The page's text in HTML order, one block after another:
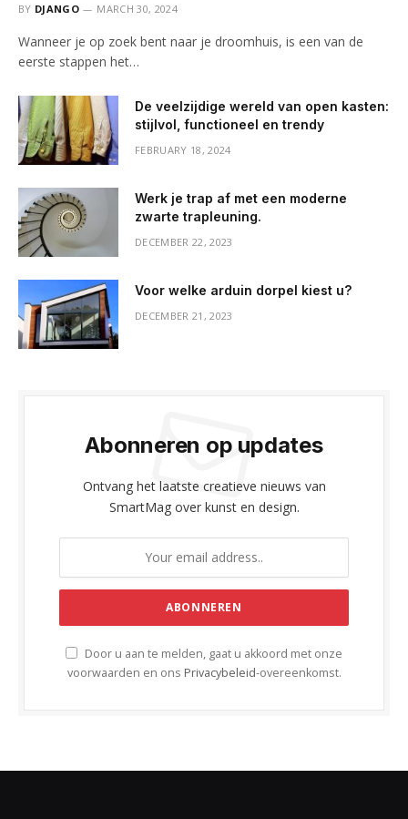
BY DJANGO MARCH 30, 2024
Wanneer je op zoek bent naar je droomhuis, is een van de
eerste stappen het…
De veelzijdige wereld van open kasten:
stijlvol, functioneel en trendy
FEBRUARY 18, 2024
Werk je trap af met een moderne
zwarte trapleuning.
DECEMBER 22, 2023
Voor welke arduin dorpel kiest u?
DECEMBER 21, 2023
Abonneren op updates
Ontvang het laatste creatieve nieuws van
SmartMag over kunst en design.
Door u aan te melden, gaat u akkoord met onze
voorwaarden en ons Privacybeleid-overeenkomst.